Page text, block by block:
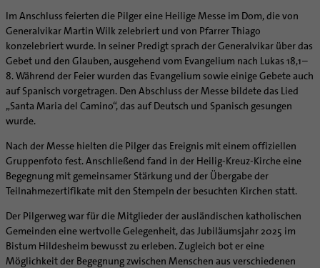
Ehe - Familie - Geschlechtergerechtigkeit
Kategoriale und Diakonale Seelsorge
Notfall
Polizei- und Feuerwehr
Schule
Gefängnisseelsorge
Veranstaltungen
Coaching
Aufbrüche in der Kirche
Ehrenamtliche
KirchenZeitung online
Verwaltungsbeauftragte / Verwaltungsleitungen in
Pfarrgemeinden
Im Anschluss feierten die Pilger eine Heilige Messe im Dom, die von
Generalvikar Martin Wilk zelebriert und von Pfarrer Thiago
konzelebriert wurde. In seiner Predigt sprach der Generalvikar über das
Gebet und den Glauben, ausgehend vom Evangelium nach Lukas 18,1–
8. Während der Feier wurden das Evangelium sowie einige Gebete auch
auf Spanisch vorgetragen. Den Abschluss der Messe bildete das Lied
„Santa Maria del Camino“, das auf Deutsch und Spanisch gesungen
wurde.
Nach der Messe hielten die Pilger das Ereignis mit einem offiziellen
Gruppenfoto fest. Anschließend fand in der Heilig-Kreuz-Kirche eine
Begegnung mit gemeinsamer Stärkung und der Übergabe der
Teilnahmezertifikate mit den Stempeln der besuchten Kirchen statt.
Der Pilgerweg war für die Mitglieder der ausländischen katholischen
Gemeinden eine wertvolle Gelegenheit, das Jubiläumsjahr 2025 im
Bistum Hildesheim bewusst zu erleben. Zugleich bot er eine
Möglichkeit der Begegnung zwischen Menschen aus verschiedenen